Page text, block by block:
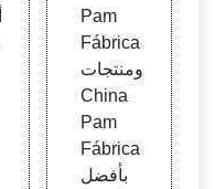
Pam
Fábrica
ومنتجات
China
Pam
Fábrica
بأفضل